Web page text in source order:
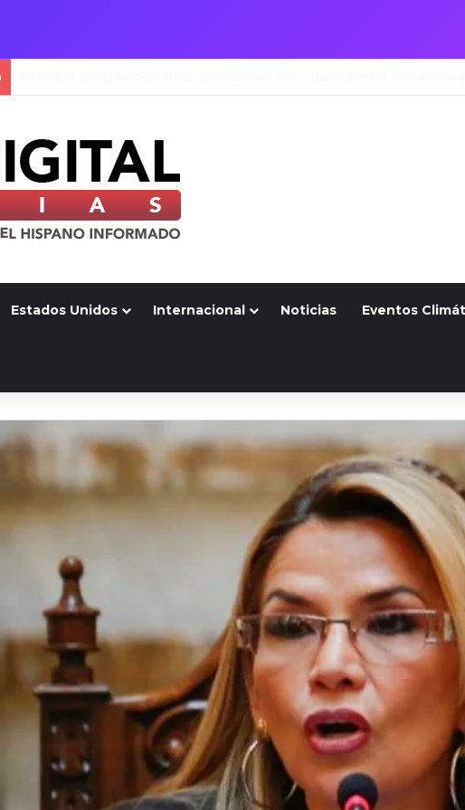
Estados Unidos Internacional Noticias Eventos